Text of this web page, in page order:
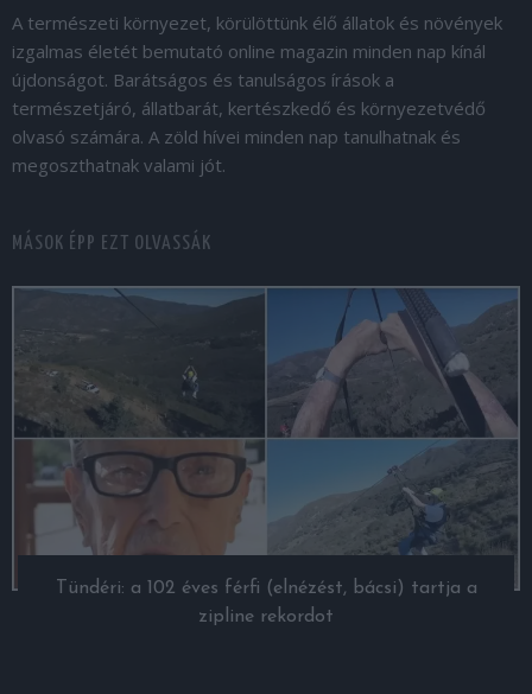
A természeti környezet, körülöttünk élő állatok és növények
izgalmas életét bemutató online magazin minden nap kínál
újdonságot. Barátságos és tanulságos írások a
természetjáró, állatbarát, kertészkedő és környezetvédő
olvasó számára. A zöld hívei minden nap tanulhatnak és
megoszthatnak valami jót.
MÁSOK ÉPP EZT OLVASSÁK
Tündéri: a 102 éves férfi (elnézést, bácsi) tartja a
zipline rekordot